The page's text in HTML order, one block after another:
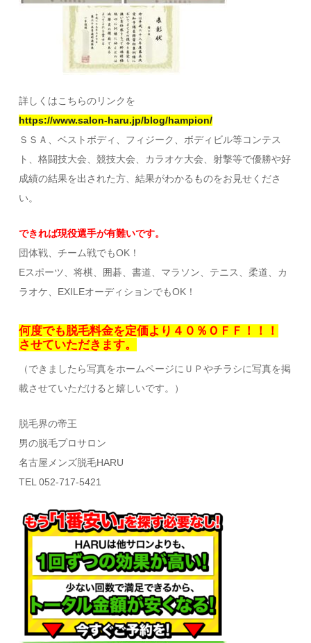
詳しくはこちらのリンクを
https://www.salon-haru.jp/blog/hampion/
ＳＳＡ、ベストボディ、フィジーク、ボディビル等コンテス
ト、格闘技大会、競技大会、カラオケ大会、射撃等で優勝や好
成績の結果を出された方、結果がわかるものをお見せくださ
い。
できれば現役選手が有難いです。
団体戦、チーム戦でもOK！
Eスポーツ、将棋、囲碁、書道、マラソン、テニス、柔道、カ
ラオケ、EXILEオーディションでもOK！
何度でも脱毛料金を定価より４０％ＯＦＦ！！！
させていただきます。
（できましたら写真をホームページにＵＰやチラシに写真を掲
載させていただけると嬉しいです。）
脱毛界の帝王
男の脱毛プロサロン
名古屋メンズ脱毛HARU
TEL 052-717-5421